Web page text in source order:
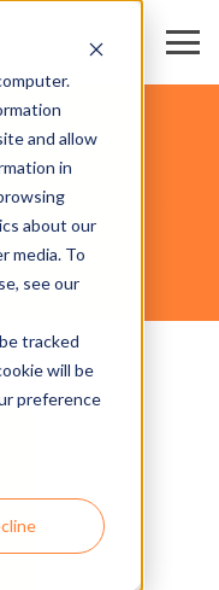
and allow
in
about our
media. To
see our
tracked
will be
preference